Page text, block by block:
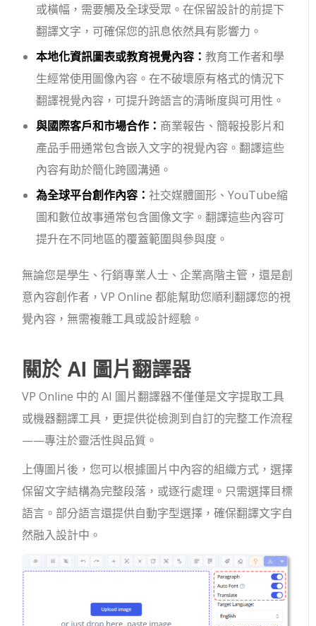
或橫幅，需要觸及全球受眾。在保留設計的前提下
翻譯文字，可確保您的訊息依然具有影響力。
本地化資訊圖表或教育視覺內容：教育工作者和學
生經常使用圖像內容。在不破壞原有格式的情況下
翻譯視覺內容，可提升跨語言的清晰度與可用性。
與國際客戶和市場合作： 商業報告、簡報投影片和
產品手冊通常包含嵌入文字的視覺內容。翻譯這些
內容有助於簡化跨國溝通。
為全球平台創作內容：社交媒體圖形、YouTube縮
圖和數位故事通常包含圖像文字。翻譯這些內容可
提升在不同地區的覆蓋範圍與參與度。
無論您是學生、行銷專業人士、企業高階主管，還是創
意內容創作者，VP Online 都能幫助您順利翻譯您的視
覺內容，無需複雜工具或設計經驗。
關於 AI 圖片翻譯器
VP Online 中的 AI 圖片翻譯器不僅僅是文字提取工具
或機器翻譯工具，更提供從檢測到自訂的完整工作流程
——專注於靈活性與品質。
上傳圖片後，您可以根據圖片中內容的組織方式，選擇
保留文字結構為完整段落，或逐行處理。只需選擇目標
語言。部分語言還提供自動字型選擇，確保翻譯文字自
然融入設計中。